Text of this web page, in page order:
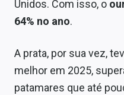
Unidos. Com isso, o
64% no ano.
A prata, por sua vez,
melhor em 2025,
patamares que até